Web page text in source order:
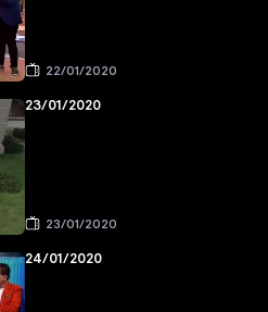
22/01/2020
23/01/2020
23/01/2020
24/01/2020